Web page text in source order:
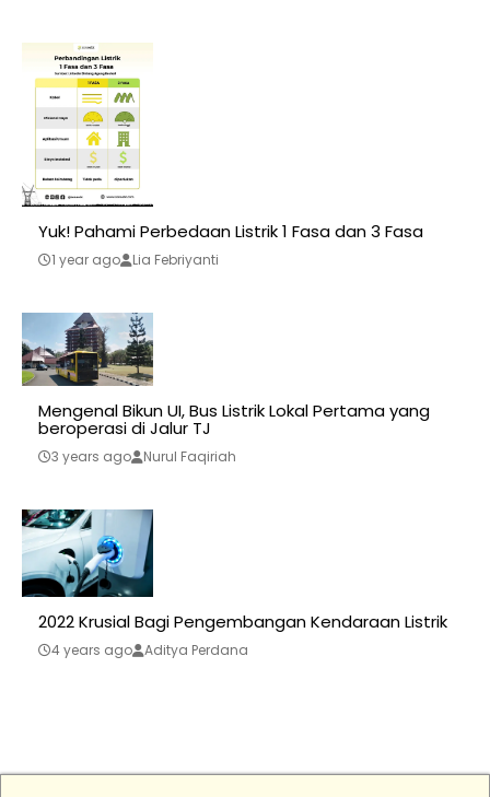
Yuk! Pahami Perbedaan Listrik 1 Fasa dan 3 Fasa
1 year ago Lia Febriyanti
Mengenal Bikun UI, Bus Listrik Lokal Pertama yang
beroperasi di Jalur TJ
3 years ago Nurul Faqiriah
2022 Krusial Bagi Pengembangan Kendaraan Listrik
4 years ago Aditya Perdana